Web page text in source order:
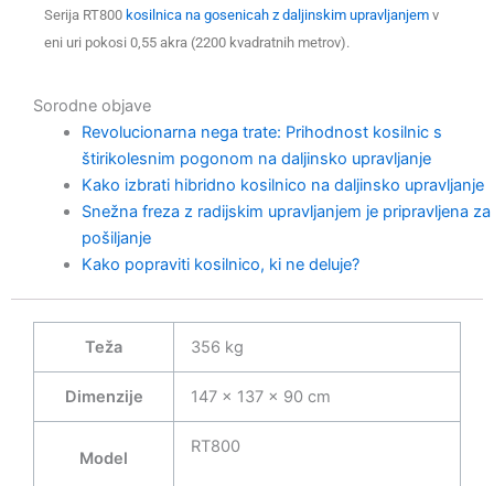
Serija RT800 kosilnica na gosenicah z daljinskim upravljanjem v
eni uri pokosi 0,55 akra (2200 kvadratnih metrov).
Sorodne objave
Revolucionarna nega trate: Prihodnost kosilnic s
štirikolesnim pogonom na daljinsko upravljanje
Kako izbrati hibridno kosilnico na daljinsko upravljanje
Snežna freza z radijskim upravljanjem je pripravljena za
pošiljanje
Kako popraviti kosilnico, ki ne deluje?
Teža 356 kg
Dimenzije 147 × 137 × 90 cm
Model
RT800